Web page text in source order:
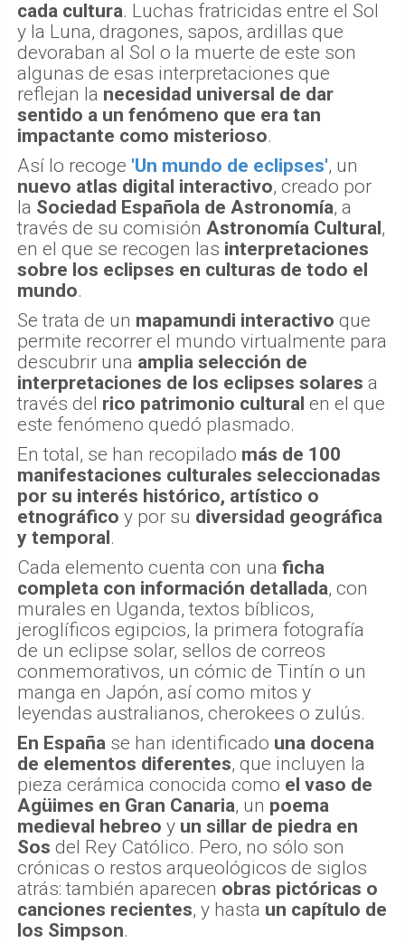
cada cultura. Luchas fratricidas entre el Sol
y la Luna, dragones, sapos, ardillas que
devoraban al Sol o la muerte de este son
algunas de esas interpretaciones que
reflejan la necesidad universal de dar
sentido a un fenómeno que era tan
impactante como misterioso.
Así lo recoge 'Un mundo de eclipses', un
nuevo atlas digital interactivo, creado por
la Sociedad Española de Astronomía, a
través de su comisión Astronomía Cultural,
en el que se recogen las interpretaciones
sobre los eclipses en culturas de todo el
mundo.
Se trata de un mapamundi interactivo que
permite recorrer el mundo virtualmente para
descubrir una amplia selección de
interpretaciones de los eclipses solares a
través del rico patrimonio cultural en el que
este fenómeno quedó plasmado.
En total, se han recopilado más de 100
manifestaciones culturales seleccionadas
por su interés histórico, artístico o
etnográfico y por su diversidad geográfica
y temporal.
Cada elemento cuenta con una ficha
completa con información detallada, con
murales en Uganda, textos bíblicos,
jeroglíficos egipcios, la primera fotografía
de un eclipse solar, sellos de correos
conmemorativos, un cómic de Tintín o un
manga en Japón, así como mitos y
leyendas australianos, cherokees o zulús.
En España se han identificado una docena
de elementos diferentes, que incluyen la
pieza cerámica conocida como el vaso de
Agüimes en Gran Canaria, un poema
medieval hebreo y un sillar de piedra en
Sos del Rey Católico. Pero, no sólo son
crónicas o restos arqueológicos de siglos
atrás: también aparecen obras pictóricas o
canciones recientes, y hasta un capítulo de
los Simpson.